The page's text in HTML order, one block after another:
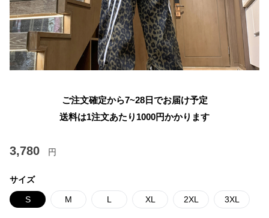
ご注文確定から7~28日でお届け予定
送料は1注文あたり 1000円かかります
3,780 円
サイズ
S M L XL 2XL 3XL